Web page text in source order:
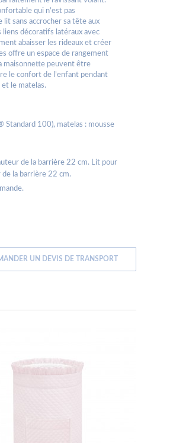
qui n’est pas
sans accrocher sa tête aux
liens décoratifs latéraux avec
abaisser les rideaux et créer
offre un espace de rangement
maisonnette peuvent être
le confort de l’enfant pendant
le matelas.
Standard 100), matelas : mousse
de la barrière 22 cm. Lit pour
la barrière 22 cm.
UN DEVIS DE TRANSPORT